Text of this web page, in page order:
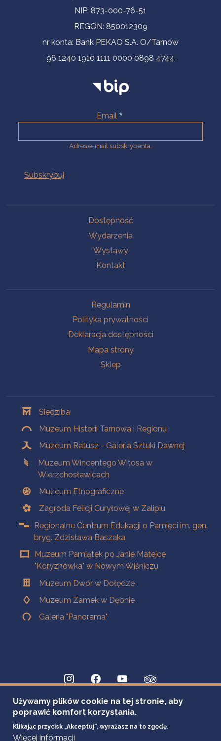
NIP: 873-000-76-51
REGON: 850012309
nr konta: Bank PEKAO S.A. O/Tarnów
96 1240 1910 1111 0000 0898 4744
Email
Adres e-mail subskrybenta.
Dostępność
Wydarzenia
Wystawy
Kontakt
Regulamin
Polityka prywatności
Deklaracja dostępności
Mapa strony
Sklep
Siedziba
Muzeum Historii Tarnowa i Regionu
Muzeum Ratusz - Galeria Sztuki Dawnej
Muzeum Wincentego Witosa w
Wierzchosławicach
Muzeum Etnograficzne
Zagroda Felicji Curyłowej w Zalipiu
Regionalne Centrum Edukacji o Pamięci im. gen.
bryg. Zdzisława Baszaka
Muzeum Pamiątek po Janie Matejce
"Koryznówka" w Nowym Wiśniczu
Muzeum Dwór w Dołędze
Muzeum Zamek w Dębnie
Galeria "Panorama"
Używamy plików cookie na tej stronie, aby
poprawić komfort korzystania.
Klikając przycisk „Akceptuj”, wyrażasz na to zgodę.
Więcej informacji